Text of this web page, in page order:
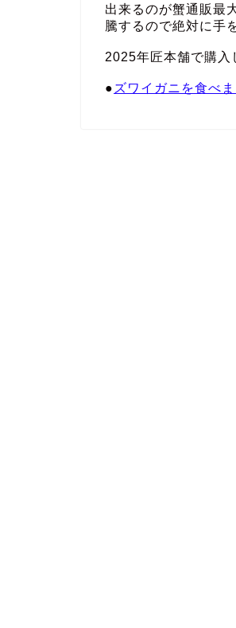
出来るのが蟹通販最
騰するので絶対に手
2025年匠本舗で購入
● ズワイガニを食べ